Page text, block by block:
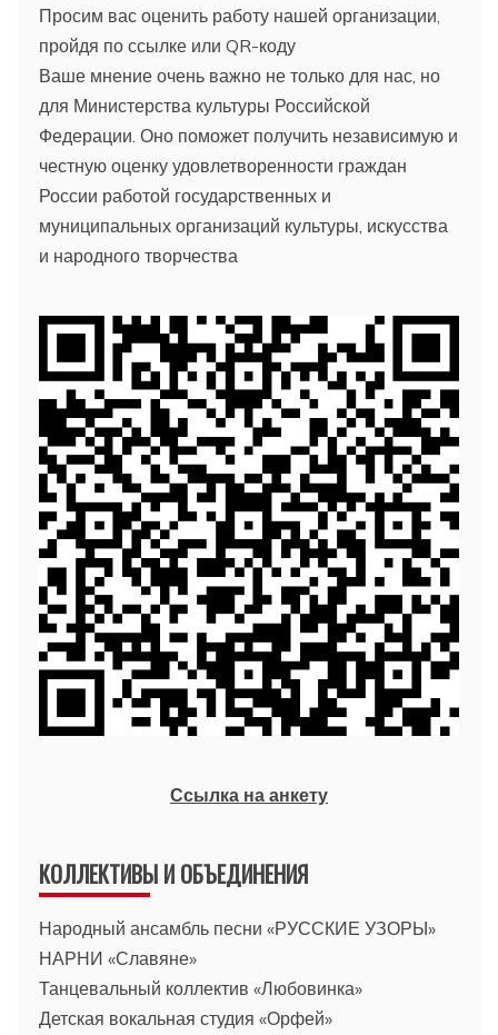
Просим вас оценить работу нашей организации,
пройдя по ссылке или QR-коду
Ваше мнение очень важно не только для нас, но
для Министерства культуры Российской
Федерации. Оно поможет получить независимую и
честную оценку удовлетворенности граждан
России работой государственных и
муниципальных организаций культуры, искусства
и народного творчества
Ссылка на анкету
КОЛЛЕКТИВЫ И ОБЪЕДИНЕНИЯ
Народный ансамбль песни «РУССКИЕ УЗОРЫ»
НАРНИ «Славяне»
Танцевальный коллектив «Любовинка»
Детская вокальная студия «Орфей»